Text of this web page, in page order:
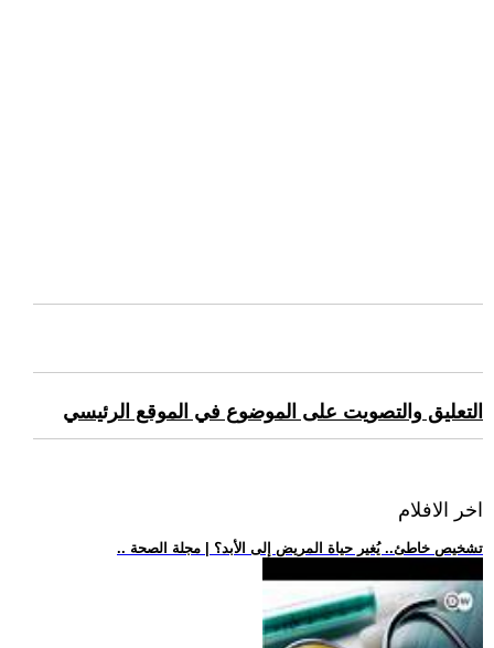
التعليق والتصويت على الموضوع في الموقع الرئيسي
اخر الافلام
.. تشخيص خاطئ.. يُغير حياة المريض إلى الأبد؟ | مجلة الصحة